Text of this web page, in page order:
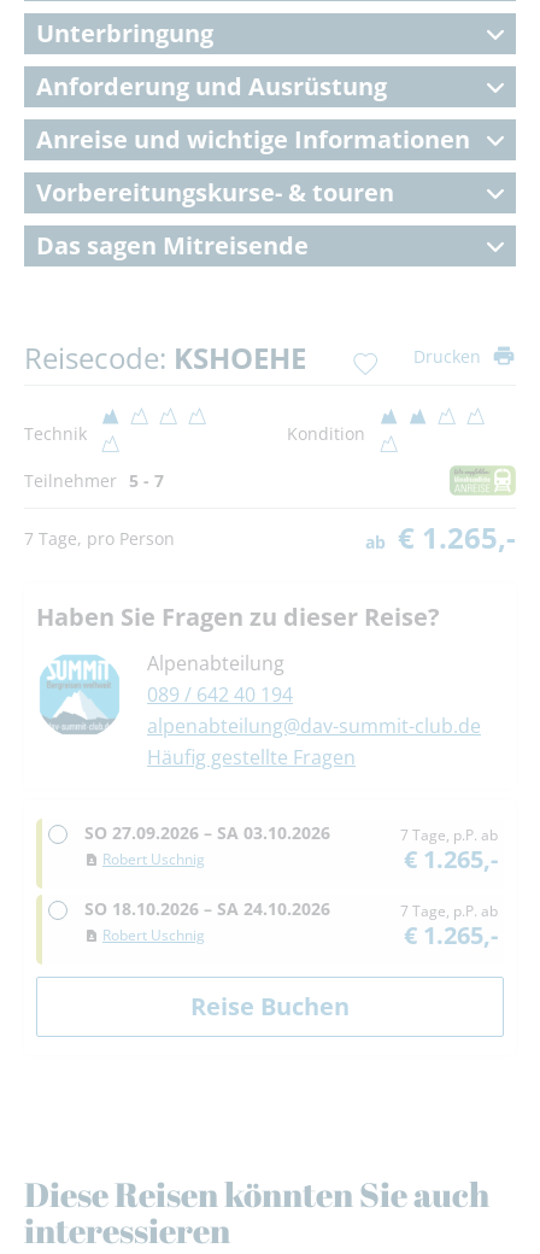
Unterbringung
Anforderung und Ausrüstung
Anreise und wichtige Informationen
Vorbereitungskurse- & touren
Das sagen Mitreisende
Reisecode: KSHOEHE Drucken
Technik Kondition
Teilnehmer 5 - 7
7 Tage, pro Person ab € 1.265,-
Haben Sie Fragen zu dieser Reise?
Alpenabteilung
089 / 642 40 194
alpenabteilung@dav-summit-club.de
Häufig gestellte Fragen
SO 27.09.2026 – SA 03.10.2026
Robert Uschnig
7 Tage, p.P. ab
€ 1.265,-
SO 18.10.2026 – SA 24.10.2026
Robert Uschnig
7 Tage, p.P. ab
€ 1.265,-
Diese Reisen könnten Sie auch
interessieren